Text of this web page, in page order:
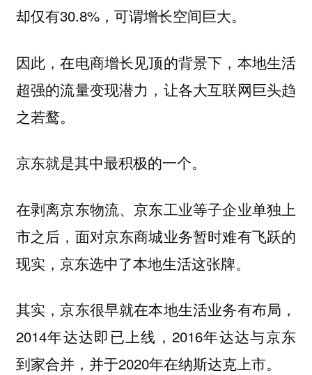
却仅有30.8%，可谓增长空间巨大。
因此，在电商增长见顶的背景下，本地生活
超强的流量变现潜力，让各大互联网巨头趋
之若鹜。
京东就是其中最积极的一个。
在剥离京东物流、京东工业等子企业单独上
市之后，面对京东商城业务暂时难有飞跃的
现实，京东选中了本地生活这张牌。
其实，京东很早就在本地生活业务有布局，
2014年达达即已上线，2016年达达与京东
到家合并，并于2020年在纳斯达克上市。